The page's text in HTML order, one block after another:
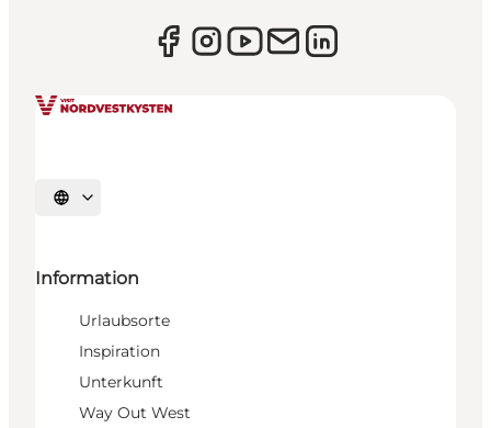
Sprache auswählen
Information
Urlaubsorte
Inspiration
Unterkunft
Way Out West